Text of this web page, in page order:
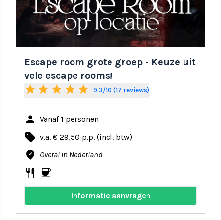
Escape room grote groep - Keuze uit
vele escape rooms!
star star star star star 9.3/10 (17 reviews)
person Vanaf 1 personen
local_offer v.a. € 29,50 p.p. (incl. btw)
where_to_vote Overal in Nederland
restaurant coffee
Informatie aanvragen